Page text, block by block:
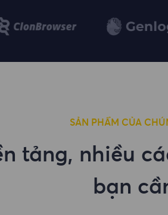
SẢN PHẨM CỦA
tảng, nhiều
bạn